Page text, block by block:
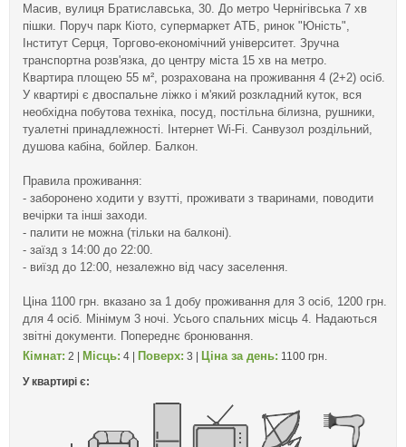
Масив, вулиця Братиславська, 30. До метро Чернігівська 7 хв
пішки. Поруч парк Кіото, супермаркет АТБ, ринок "Юність",
Інститут Серця, Торгово-економічний університет. Зручна
транспортна розв'язка, до центру міста 15 хв на метро.
Квартира площею 55 м², розрахована на проживання 4 (2+2) осіб.
У квартирі є двоспальне ліжко і м'який розкладний куток, вся
необхідна побутова техніка, посуд, постільна білизна, рушники,
туалетні принадлежності. Інтернет Wi-Fi. Санвузол роздільний,
душова кабіна, бойлер. Балкон.
Правила проживання:
- заборонено ходити у взутті, проживати з тваринами, поводити
вечірки та інші заходи.
- палити не можна (тільки на балконі).
- заїзд з 14:00 до 22:00.
- виїзд до 12:00, незалежно від часу заселення.
Ціна 1100 грн. вказано за 1 добу проживання для 3 осіб, 1200 грн.
для 4 осіб. Мінімум 3 ночі. Усього спальних місць 4. Надаються
звітні документи. Попереднє бронювання.
Кімнат: 2 | Місць: 4 | Поверх: 3 | Ціна за день: 1100 грн.
У квартирі є: